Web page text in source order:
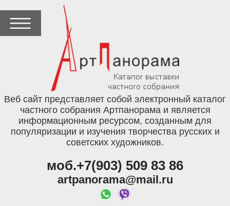
Веб сайт представляет собой электронный каталог
частного собрания Артпанорама и является
информационным ресурсом, созданным для
популяризации и изучения творчества русских и
советских художников.
моб.+7(903) 509 83 86
artpanorama@mail.ru